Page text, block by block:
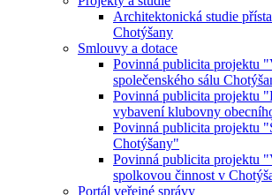
Architektonická studie
Chotýšany
Smlouvy a dotace
Povinná publicita projektu
společenského sálu
Povinná publicita projektu
vybavení klubovny
Povinná publicita projektu
Chotýšany"
Povinná publicita projektu
spolkovou činnost v
Portál veřejné správy